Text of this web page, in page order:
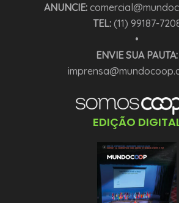
ANUNCIE:
TEL:(11) 99187-
•
ENVIE SUA PAUTA:
EDIÇÃO